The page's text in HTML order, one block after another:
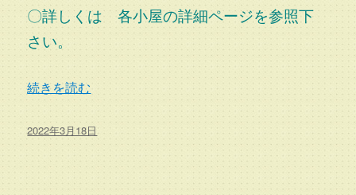
〇詳しくは 各小屋の詳細ページを参照下
さい。
“令和４年シーズン 山小屋予約について” の
続きを読む
投
稿
日:
2022年3月18日